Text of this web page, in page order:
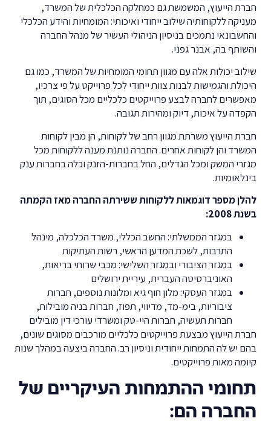
חברת הייעוץ, המשמשת גם כמחלקה הכלכלית של המשרד,
מעניקה ללקוחותיה שילוב ייחודי ואיכותי: המומחיות והידע הכלכלי
והחשבונאי נתמכים בניסיון הניהולי העשיר של מנהל החברה
והשותף בה, אבנר גפני.
שילוב יכולות אלה עם מגוון תחומי המומחיות של המשרד, כמו גם
היכולת והגמישות לבנות צוות ייחודי לכל פרוייקט על פי צרכיו,
מאפשרים לחברה לבצע פרוייקטים כלכליים מכל הסוגים, תוך
הקפדה על איכות, דיוק ומהירות תגובה.
חברת הייעוץ משרתת מגוון רחב של לקוחות, הן מבין לקוחות
המשרד והן לקוחות אחרים. החברה נותנת מענה ללקוחות מכל
מגזרי המשק ומכל הגדלים, החל בחברות-הזנק וכלה בחברות ענק
בינלאומיות.
להלן מספר דוגמאות ללקוחות ששירתה החברה מאז הקמתה
בשנת 2008:
במגזר הממשלתי: החשב הכללי, משרד הכלכלה, מינהל
התרבות, לשכת המדען הראשי, רשות העתיקות
במגזר הציבורי ובמגזר השלישי: מכבי שרותי בריאות,
האוניברסיטה העברית, עיריית ירושלים
במגזר העסקי: מלון חוף גיא ומלונות נוספים, חברות
ציבוריות, בימ-מד, מדיווי, תפוז, חברות בניה מובילות,
חברות תעשיה, חברות היי-טק ומשרדי עורכי דין מובילים
חברת הייעוץ מבצעת פרוייקטים כלכליים מורכבים מסוגים שונים,
בהם יש לה התמחות ייחודית וניסיון רב. החברה ביצעה במהלך שנות
קיומה מאות פרוייקטים.
תחומי ההתמחות העיקריים של
החברה הם: